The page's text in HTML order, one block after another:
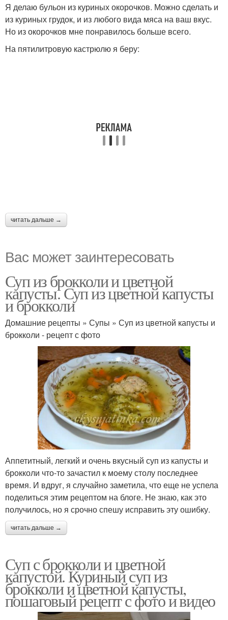
Я делаю бульон из куриных окорочков. Можно сделать и
из куриных грудок, и из любого вида мяса на ваш вкус.
Но из окорочков мне понравилось больше всего.
На пятилитровую кастрюлю я беру:
читать дальше →
Вас может заинтересовать
Суп из брокколи и цветной
капусты. Суп из цветной капусты
и брокколи
Домашние рецепты » Супы » Суп из цветной капусты и
брокколи - рецепт с фото
Аппетитный, легкий и очень вкусный суп из капусты и
брокколи что-то зачастил к моему столу последнее
время. И вдруг, я случайно заметила, что еще не успела
поделиться этим рецептом на блоге. Не знаю, как это
получилось, но я срочно спешу исправить эту ошибку.
читать дальше →
Суп с брокколи и цветной
капустой. Куриный суп из
брокколи и цветной капусты,
пошаговый рецепт с фото и видео